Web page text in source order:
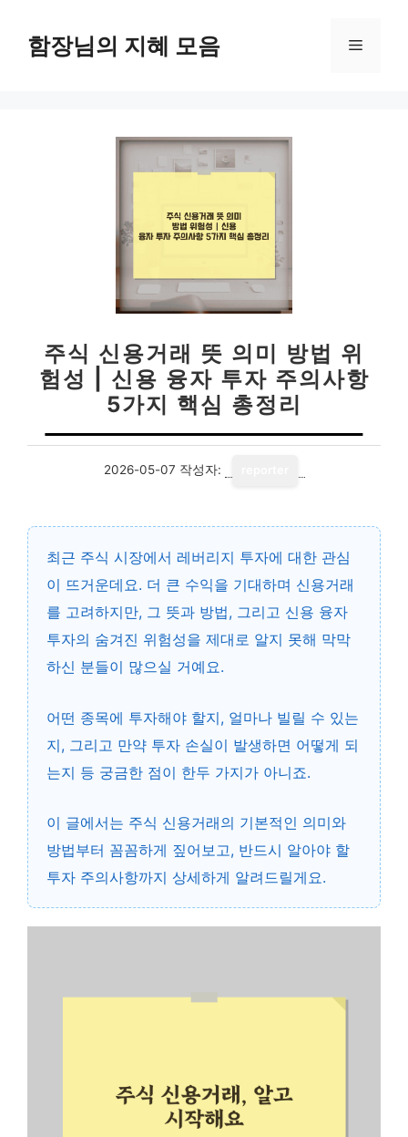
함장님의 지혜 모음 메
주식 신용거래 뜻 의미 방법 위
험성 | 신용 융자 투자 주의사항
5가지 핵심 총정리
2026-05-07 작성자:
최근 주식 시장에서 레버리지 투자에 대한 관심
이 뜨거운데요. 더 큰 수익을 기대하며 신용거래
를 고려하지만, 그 뜻과 방법, 그리고 신용 융자
투자의 숨겨진 위험성을 제대로 알지 못해 막막
하신 분들이 많으실 거예요.
어떤 종목에 투자해야 할지, 얼마나 빌릴 수 있는
지, 그리고 만약 투자 손실이 발생하면 어떻게 되
는지 등 궁금한 점이 한두 가지가 아니죠.
이 글에서는 주식 신용거래의 기본적인 의미와
방법부터 꼼꼼하게 짚어보고, 반드시 알아야 할
투자 주의사항까지 상세하게 알려드릴게요.